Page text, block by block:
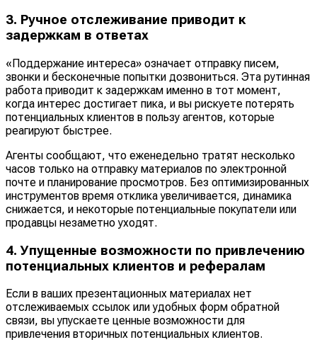
3. Ручное отслеживание приводит к
задержкам в ответах
«Поддержание интереса» означает отправку писем,
звонки и бесконечные попытки дозвониться. Эта рутинная
работа приводит к задержкам именно в тот момент,
когда интерес достигает пика, и вы рискуете потерять
потенциальных клиентов в пользу агентов, которые
реагируют быстрее.
Агенты сообщают, что еженедельно тратят несколько
часов только на отправку материалов по электронной
почте и планирование просмотров. Без оптимизированных
инструментов время отклика увеличивается, динамика
снижается, и некоторые потенциальные покупатели или
продавцы незаметно уходят.
4. Упущенные возможности по привлечению
потенциальных клиентов и рефералам
Если в ваших презентационных материалах нет
отслеживаемых ссылок или удобных форм обратной
связи, вы упускаете ценные возможности для
привлечения вторичных потенциальных клиентов.